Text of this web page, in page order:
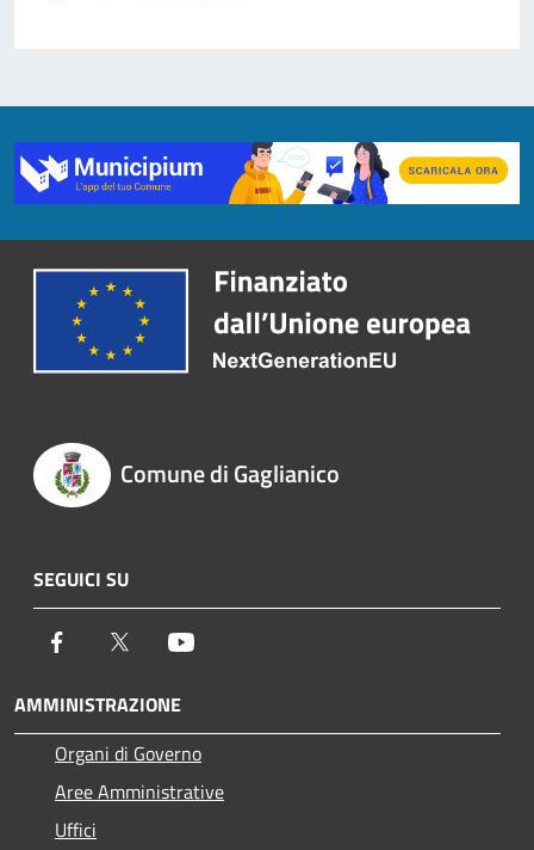
Comune di Gaglianico
SEGUICI SU
Facebook Twitter
AMMINISTRAZIONE
Organi di Governo
Aree Amministrative
Uffici